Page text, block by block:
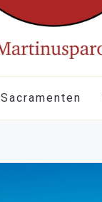
Sacramenten